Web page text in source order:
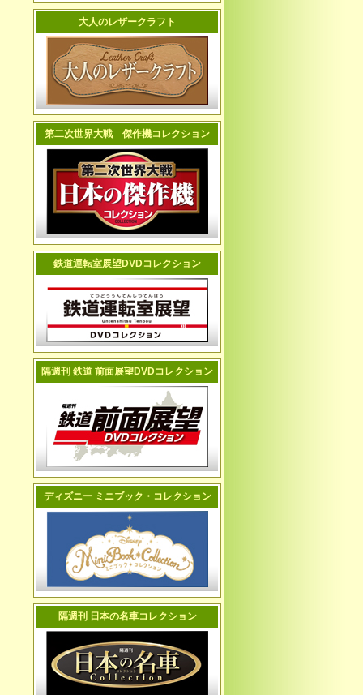
大人のレザークラフト
第二次世界大戦 傑作機コレクション
鉄道運転室展望DVDコレクション
隔週刊 鉄道 前面展望DVDコレクション
ディズニー ミニブック・コレクション
隔週刊 日本の名車コレクション